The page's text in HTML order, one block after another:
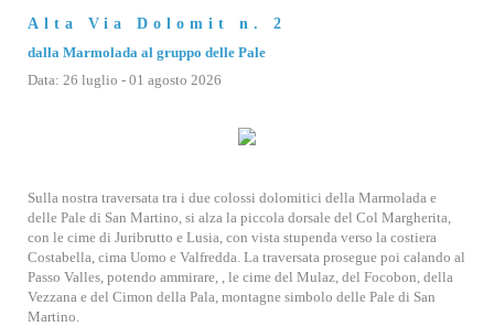
Alta Via Dolomit n. 2
dalla Marmolada al gruppo delle Pale
Data: 26 luglio - 01 agosto 2026
Sulla nostra traversata tra i due colossi dolomitici della Marmolada e
delle Pale di San Martino, si alza la piccola dorsale del Col Margherita,
con le cime di Juribrutto e Lusia, con vista stupenda verso la costiera
Costabella, cima Uomo e Valfredda. La traversata prosegue poi calando al
Passo Valles, potendo ammirare, , le cime del Mulaz, del Focobon, della
Vezzana e del Cimon della Pala, montagne simbolo delle Pale di San
Martino.